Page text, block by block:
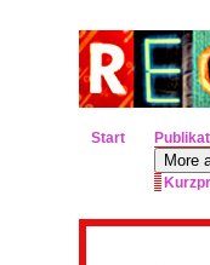
Start
More